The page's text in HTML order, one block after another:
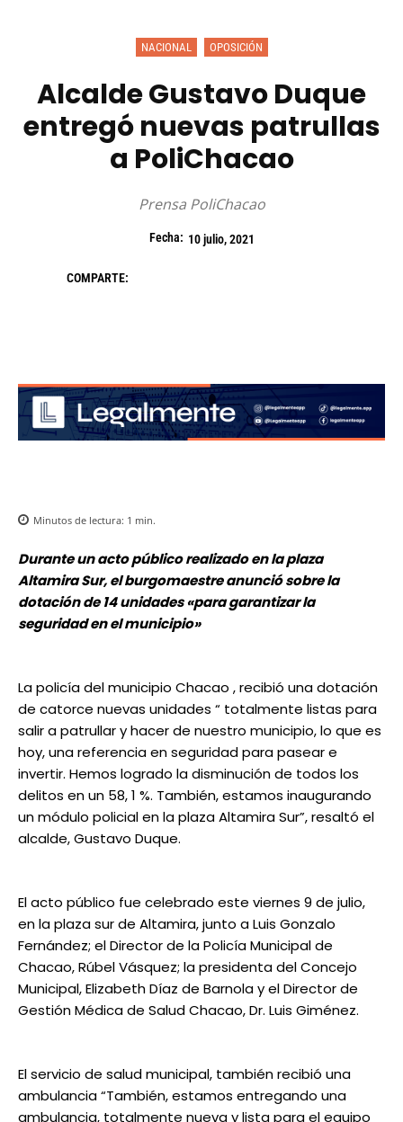
NACIONAL OPOSICIÓN
Alcalde Gustavo Duque
entregó nuevas patrullas
a PoliChacao
Prensa PoliChacao
Fecha: 10 julio, 2021
COMPARTE:
Minutos de lectura: 1 min.
Durante un acto público realizado en la plaza
Altamira Sur, el burgomaestre anunció sobre la
dotación de 14 unidades «para garantizar la
seguridad en el municipio»
La policía del municipio Chacao , recibió una dotación
de catorce nuevas unidades “ totalmente listas para
salir a patrullar y hacer de nuestro municipio, lo que es
hoy, una referencia en seguridad para pasear e
invertir. Hemos logrado la disminución de todos los
delitos en un 58, 1 %. También, estamos inaugurando
un módulo policial en la plaza Altamira Sur”, resaltó el
alcalde, Gustavo Duque.
El acto público fue celebrado este viernes 9 de julio,
en la plaza sur de Altamira, junto a Luis Gonzalo
Fernández; el Director de la Policía Municipal de
Chacao, Rúbel Vásquez; la presidenta del Concejo
Municipal, Elizabeth Díaz de Barnola y el Director de
Gestión Médica de Salud Chacao, Dr. Luis Giménez.
El servicio de salud municipal, también recibió una
ambulancia “También, estamos entregando una
ambulancia, totalmente nueva y lista para el equipo